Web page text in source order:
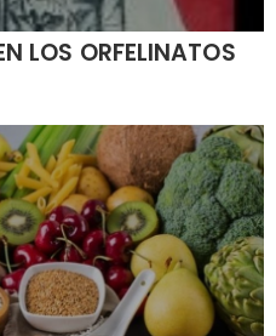
LOS ORFELINATOS